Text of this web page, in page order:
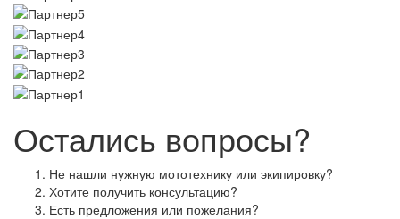
Остались вопросы?
Не нашли нужную мототехнику или экипировку?
Хотите получить консультацию?
Есть предложения или пожелания?